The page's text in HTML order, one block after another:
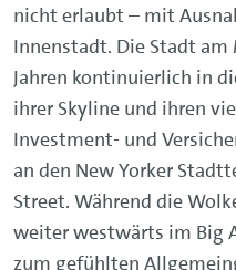
nicht erlaubt – mit
Innenstadt. Die Stadt
Jahren kontinuierlich in
ihrer Skyline und ihren
Investment- und
an den New Yorker
Street. Während die
weiter westwärts im Big
zum gefühlten